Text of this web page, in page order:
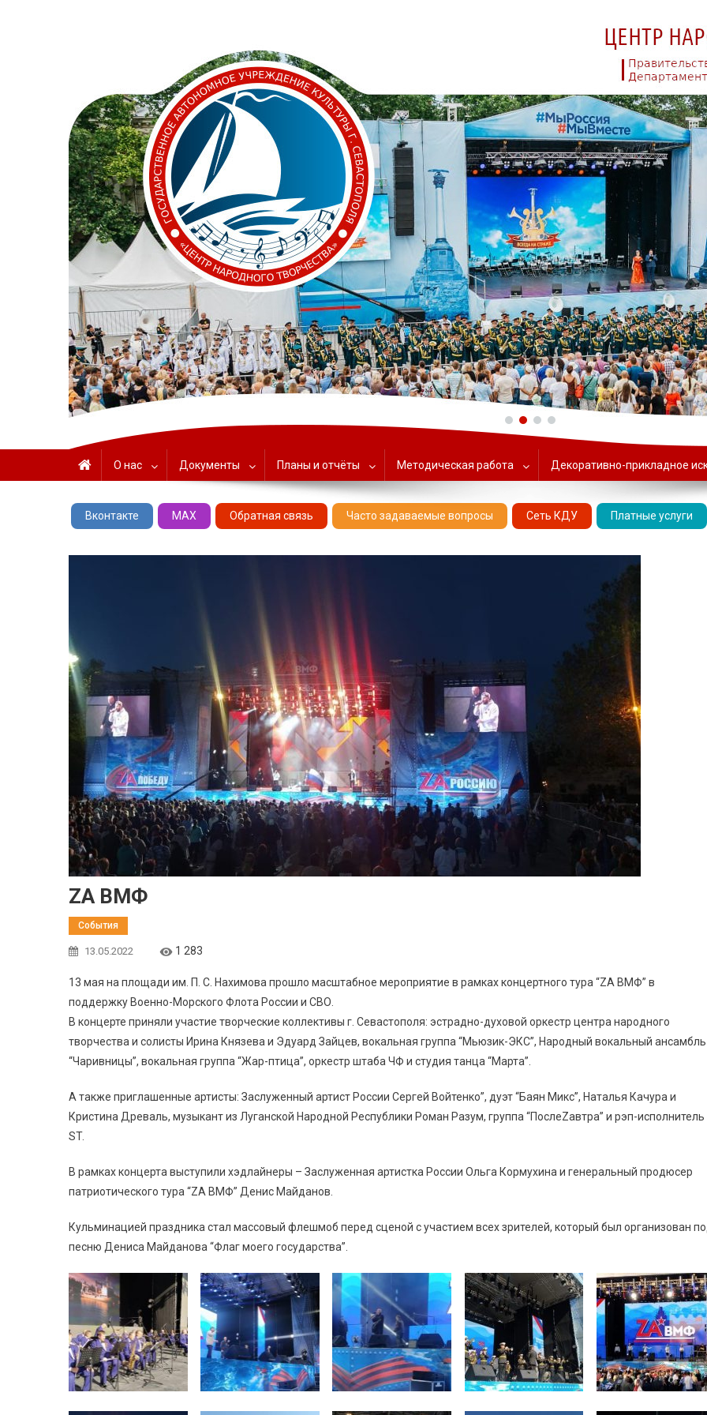
ГАУК «ЦНТ» – Севастопольский Центр народного
О нас Документы Планы и отчёты Методическая работа Декоративно-прикладное
Вконтакте MAX Обратная связь Часто задаваемые вопросы Сеть КДУ Платные услуги
ZA ВМФ
События
13.05.2022 1 283
13 мая на площади им. П. С. Нахимова прошло масштабное мероприятие в рамках концертного тура “ZA ВМФ” в
поддержку Военно-Морского Флота России и СВО.
В концерте приняли участие творческие коллективы г. Севастополя: эстрадно-духовой оркестр центра народного
творчества и солисты Ирина Князева и Эдуард Зайцев, вокальная группа “Мьюзик-ЭКС”, Народный вокальный ансамбль
“Чаривницы”, вокальная группа “Жар-птица”, оркестр штаба ЧФ и студия танца “Марта”.
А также приглашенные артисты: Заслуженный артист России Сергей Войтенко”, дуэт “Баян Микс”, Наталья Качура и
Кристина Древаль, музыкант из Луганской Народной Республики Роман Разум, группа “ПослеZавтра” и рэп-исполнитель
ST.
В рамках концерта выступили хэдлайнеры – Заслуженная артистка России Ольга Кормухина и генеральный продюсер
патриотического тура “ZA ВМФ” Денис Майданов.
Кульминацией праздника стал массовый флешмоб перед сценой с участием всех зрителей, который был организован
песню Дениса Майданова “Флаг моего государства”.